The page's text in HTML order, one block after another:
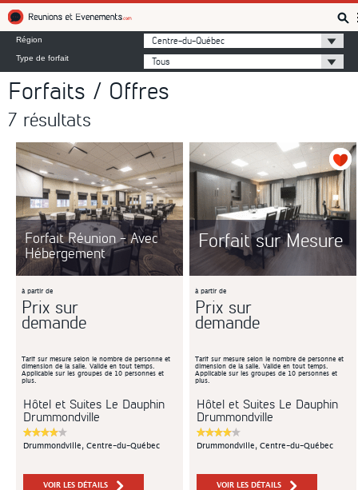
Région Centre-du-Québec
Type de forfait Tous
Forfaits / Offres
7 résultats
Forfait Réunion - Avec
Hébergement
à partir de
Prix sur
demande
Tarif sur mesure selon le nombre de personne et
dimension de la salle. Valide en tout temps.
Applicable sur les groupes de 10 personnes et
plus.
Hôtel et Suites Le Dauphin
Drummondville
Drummondville, Centre-du-Québec
VOIR LES DÉTAILS
Forfait sur Mesure
à partir de
Prix sur
demande
Tarif sur mesure selon le nombre de personne et
dimension de la salle. Valide en tout temps.
Applicable sur les groupes de 10 personnes et
plus.
Hôtel et Suites Le Dauphin
Drummondville
Drummondville, Centre-du-Québec
VOIR LES DÉTAILS